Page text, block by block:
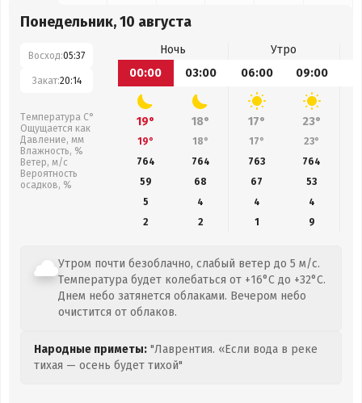
Понедельник, 10 августа
Восход:05:37
Закат:20:14
Температура С°
Ощущается как
Давление, мм
Влажность, %
Ветер, м/с
Вероятность
осадков, %
Ночь
Утро
00:00
03:00 06:00 09:00
19° 18° 17° 23°
19° 18° 17° 23°
764
764 763 764
59
68 67
53
5
4 4
4
2
2 1 9
Утром почти безоблачно, слабый ветер до 5 м/с.
Температура будет колебаться от +16°C до +32°C.
Днем небо затянется облаками. Вечером небо
очистится от облаков.
Народные приметы: "Лаврентия. «Если вода в реке
тихая — осень будет тихой"